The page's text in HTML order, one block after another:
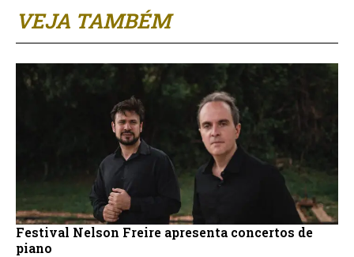
VEJA TAMBÉM
Festival Nelson Freire apresenta concertos de
piano